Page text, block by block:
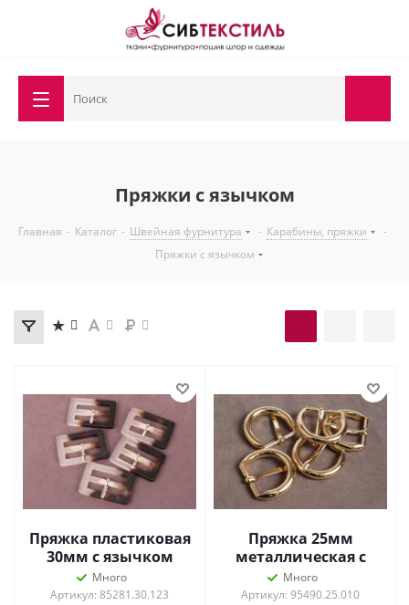
Пряжки с язычком
Главная - Каталог - Швейная фурнитура - Карабины, пряжки
-
Пряжки с язычком
Пряжка пластиковая
30мм с язычком
Коричневый
Много
Артикул: 85281.30.123
Пряжка 25мм
металлическая с
язычком Золото
Много
Артикул: 95490.25.010